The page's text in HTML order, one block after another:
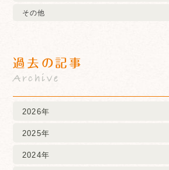
その他
過去の記事
Archive
2026年
2025年
2024年